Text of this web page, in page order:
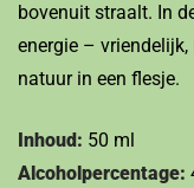
bovenuit straalt. In
energie –
natuur in een flesje.
Inhoud: 50 ml
Alcoholpercentage: